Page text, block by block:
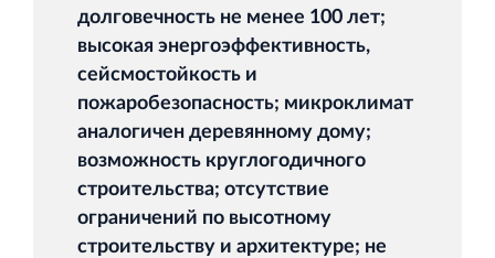
долговечность не менее 100 лет;
высокая энергоэффективность,
сейсмостойкость и
пожаробезопасность; микроклимат
аналогичен деревянному дому;
возможность круглогодичного
строительства; отсутствие
ограничений по высотному
строительству и архитектуре; не